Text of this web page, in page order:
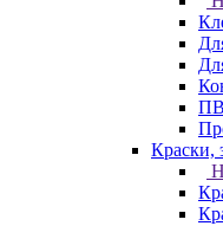
Краски,